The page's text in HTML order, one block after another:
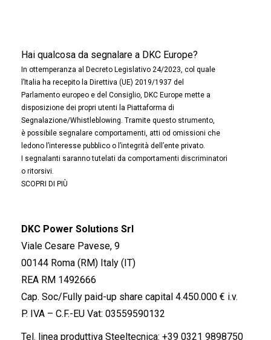
Hai qualcosa da segnalare a DKC Europe?
In ottemperanza al Decreto Legislativo 24/2023, col quale
l’Italia ha recepito la Direttiva (UE) 2019/1937 del
Parlamento europeo e del Consiglio, DKC Europe mette a
disposizione dei propri utenti la Piattaforma di
Segnalazione/Whistleblowing. Tramite questo strumento,
è possibile segnalare comportamenti, atti od omissioni che
ledono l’interesse pubblico o l’integrità dell’ente privato.
I segnalanti saranno tutelati da comportamenti discriminatori
o ritorsivi.
SCOPRI DI PIÙ
DKC Power Solutions Srl
Viale Cesare Pavese, 9
00144 Roma (RM) Italy (IT)
REA RM 1492666
Cap. Soc/Fully paid-up share capital 4.450.000 € i.v.
P. IVA – C.F.-EU Vat: 03559590132
Tel. linea produttiva Steeltecnica: +39 0321 9898750